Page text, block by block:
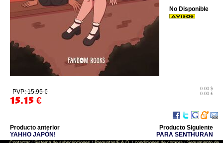
PVP: 15.95 €
15.15 €
0.00 $
0.00 £
No Disponible
Producto anterior
YAHHO JAPÓN!
Producto Siguiente
PARA SENTHURAN